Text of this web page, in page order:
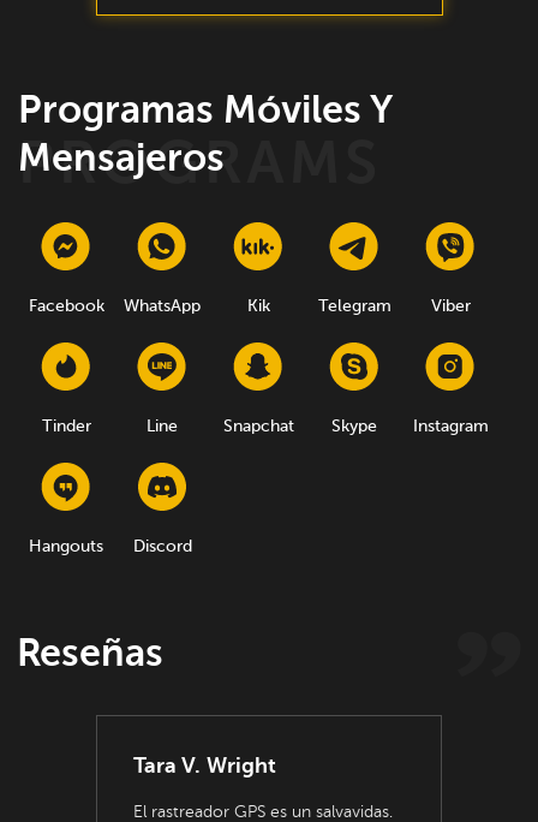
Programas Móviles Y
Mensajeros
Facebook WhatsApp Kik Telegram Viber
Tinder Line Snapchat Skype Instagram
Hangouts Discord
Reseñas
Tara V. Wright
El rastreador GPS es un salvavidas.